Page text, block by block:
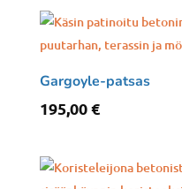
Gargoyle-patsas
195,00€